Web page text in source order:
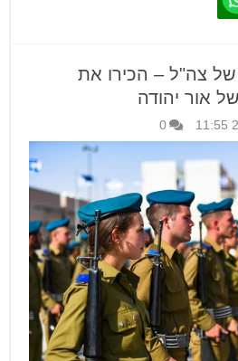
של צה"ל – הכירו את
אור יהודה
0